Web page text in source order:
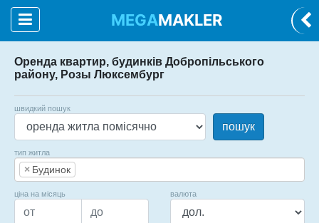
MEGAMAKLER
Оренда квартир, будинків Добропільського
району, Розы Люксембург
швидкий пошук
пошук
тип житла
× Будинок
ціна на місяць валюта